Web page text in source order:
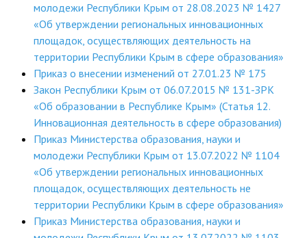
молодежи Республики Крым от 28.08.2023 № 1427
«Об утверждении региональных инновационных
площадок, осуществляющих деятельность на
территории Республики Крым в сфере образования»
Приказ о внесении изменений от 27.01.23 № 175
Закон Республики Крым от 06.07.2015 № 131-ЗРК
«Об образовании в Республике Крым» (Статья 12.
Инновационная деятельность в сфере образования)
Приказ Министерства образования, науки и
молодежи Республики Крым от 13.07.2022 № 1104
«Об утверждении региональных инновационных
площадок, осуществляющих деятельность не
территории Республики Крым в сфере образования»
Приказ Министерства образования, науки и